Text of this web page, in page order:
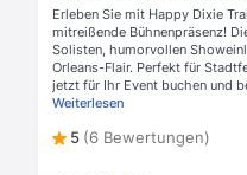
Erleben Sie mit Happy Dixie
mitreißende Bühnenpräsenz!
Solisten, humorvollen
Orleans-Flair. Perfekt für
jetzt für Ihr Event buchen und
Weiterlesen
5 (6 Bewertungen)